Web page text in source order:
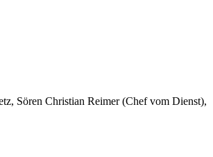
Sören Christian Reimer (Chef vom Dienst),